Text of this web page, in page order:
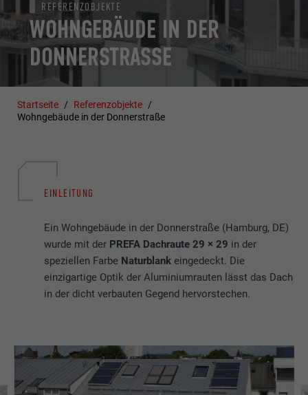
WOHNGEBÄUDE IN DER
DONNERSTRASSE
REFERENZOBJEKTE
Startseite
Referenzobjekte
Wohngebäude in der Donnerstraße
EINLEITUNG
Ein Wohngebäude in der Donnerstraße (Hamburg, DE)
wurde mit der PREFA Dachraute 29 × 29 in der
speziellen Farbe Naturblank eingedeckt. Die
einzigartige Optik der Aluminiumrauten lässt das Dach
in der dicht verbauten Gegend hervorstechen.